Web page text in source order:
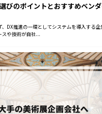
びのポイントとおすすめベン
、DX推進の一環としてシステムを導入する企
スや技術が自社...